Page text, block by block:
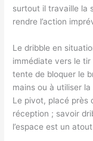
surtout il travaille la
rendre l’action
Le dribble en
immédiate vers le
tente de bloquer le
mains ou à utiliser
Le pivot, placé près
réception ; savoir
l’espace est un